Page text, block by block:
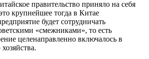
правительство приняло на себя
крупнейшее тогда в Китае
будет сотрудничать
«смежниками», то есть
целенаправленно включалось в